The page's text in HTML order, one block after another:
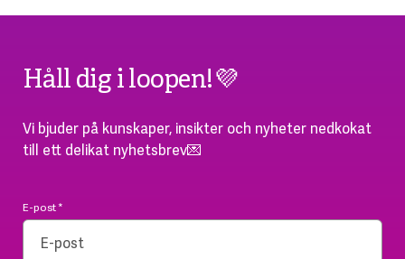
Håll dig i loopen!💜
Vi bjuder på kunskaper, insikter och nyheter nedkokat
till ett delikat nyhetsbrev💌
E-post*